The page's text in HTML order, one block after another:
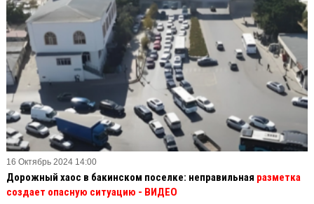
16 Октябрь 2024 14:00
Дорожный хаос в бакинском поселке: неправильная разметка
создает опасную ситуацию - ВИДЕО